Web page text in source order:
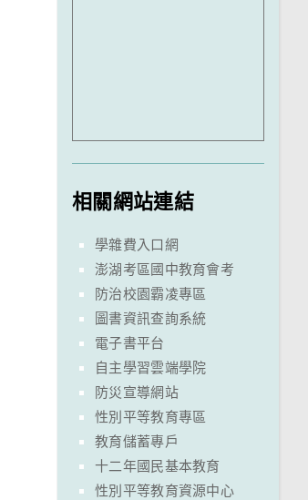
相關網站連結
學雜費入口網
澎湖考區國中教育會考
防治校園霸凌專區
圖書資訊查詢系統
電子書平台
自主學習雲端學院
防災宣導網站
性別平等教育專區
教育儲蓄專戶
十二年國民基本教育
性別平等教育資源中心